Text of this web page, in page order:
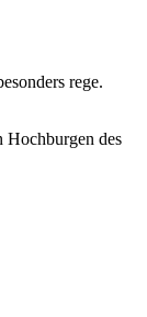
rege.
Hochburgen des